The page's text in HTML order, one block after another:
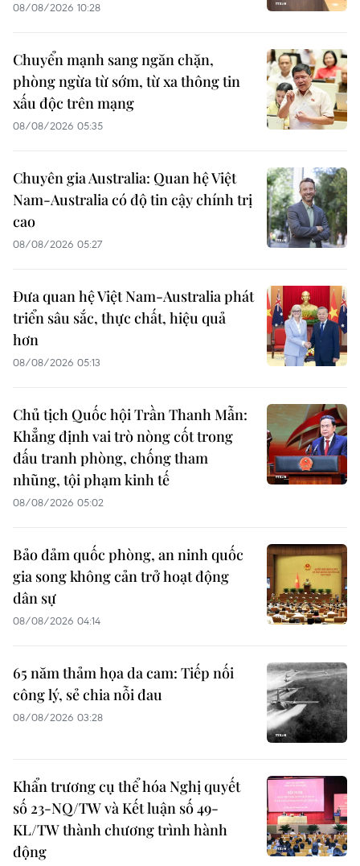
08/08/2026 10:28
Chuyển mạnh sang ngăn chặn,
phòng ngừa từ sớm, từ xa thông tin
xấu độc trên mạng
08/08/2026 05:35
Chuyên gia Australia: Quan hệ Việt
Nam-Australia có độ tin cậy chính trị
cao
08/08/2026 05:27
Đưa quan hệ Việt Nam-Australia phát
triển sâu sắc, thực chất, hiệu quả
hơn
08/08/2026 05:13
Chủ tịch Quốc hội Trần Thanh Mẫn:
Khẳng định vai trò nòng cốt trong
đấu tranh phòng, chống tham
nhũng, tội phạm kinh tế
08/08/2026 05:02
Bảo đảm quốc phòng, an ninh quốc
gia song không cản trở hoạt động
dân sự
08/08/2026 04:14
65 năm thảm họa da cam: Tiếp nối
công lý, sẻ chia nỗi đau
08/08/2026 03:28
Khẩn trương cụ thể hóa Nghị quyết
số 23-NQ/TW và Kết luận số 49-
KL/TW thành chương trình hành
động